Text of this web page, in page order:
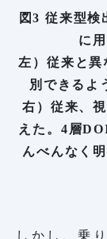
図3 従来型検
に
左）従来と
別できるよ
右）従来、
えた。4層
んべんなく
しかし、乗